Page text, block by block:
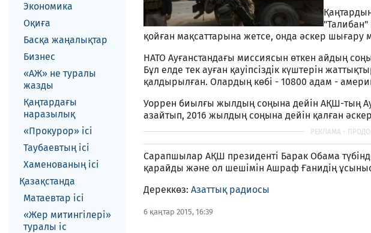
Экономика
Оқиға
Басқа жаңалықтар
Бизнес
«АЖ» не туралы
жазды
Қаңтардағы
наразылық
«Прокурор» ісі
Таубаевтың ісі
Хаменованың ісі
Қазақстанда
Матаевтар ici
«Жер митингілері»
туралы іс
"Талибан"
қойған мақсаттарына жетсе, онда әскер шығару
НАТО Ауғанстандағы миссиясын өткен айдың
Бұл елде тек ауған қауіпсіздік күштерін
қалдырылған. Олардың көбі - 10800 адам -
Уоррен биылғы жылдың соңына дейін АҚШ-тың
азайтып, 2016 жылдың соңына дейін қалған
Сарапшылар АҚШ президенті Барак Обама
қарайды және ол шешімін Ашраф Ғанидің
Дереккөз: Азаттық радиосы
6 қаңтар 2015, 16:39